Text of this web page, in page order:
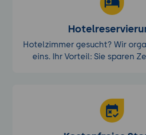
Hotelzimmer gesucht? Wir
eins. Ihr Vorteil: Sie sparen